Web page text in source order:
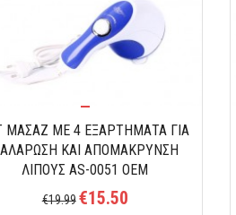
ΜΑΣΑΖ ΜΕ 4 ΕΞΑΡΤΗΜΑΤΑ ΓΙΑ
ΚΑΙ ΑΠΟΜΑΚΡΥΝΣΗ
ΛΙΠΟΥΣ AS-0051 ΟΕΜ
€19.99 €15.50